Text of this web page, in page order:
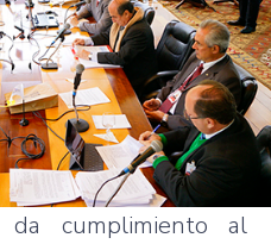
cumplimiento al